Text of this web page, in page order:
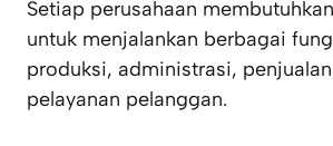
Setiap perusahaan
untuk menjalankan berbagai
produksi, administrasi,
pelayanan pelanggan.